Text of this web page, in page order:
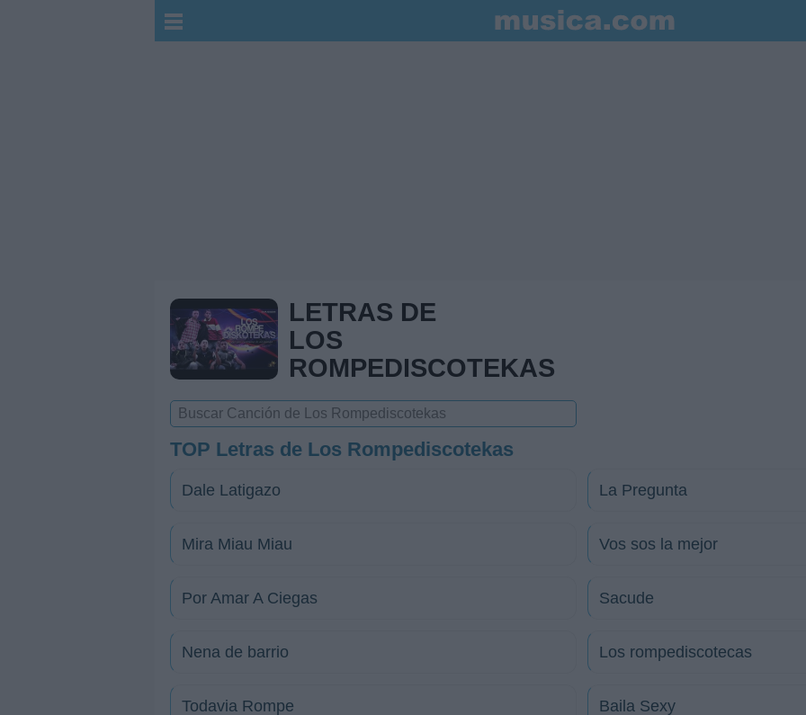
LETRAS DE
LOS
ROMPEDISCOTEKAS
TOP Letras de Los Rompediscotekas
Dale Latigazo La Pregunta
Mira Miau Miau Vos sos la mejor
Por Amar A Ciegas Sacude
Nena de barrio Los rompediscotecas
Todavia Rompe Baila Sexy